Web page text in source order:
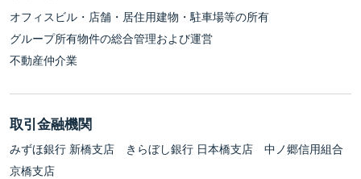
オフィスビル・店舗・居住用建物・駐車場等の所有
グループ所有物件の総合管理および運営
不動産仲介業
取引金融機関
みずほ銀行 新橋支店 きらぼし銀行 日本橋支店 中ノ郷信用組合
京橋支店